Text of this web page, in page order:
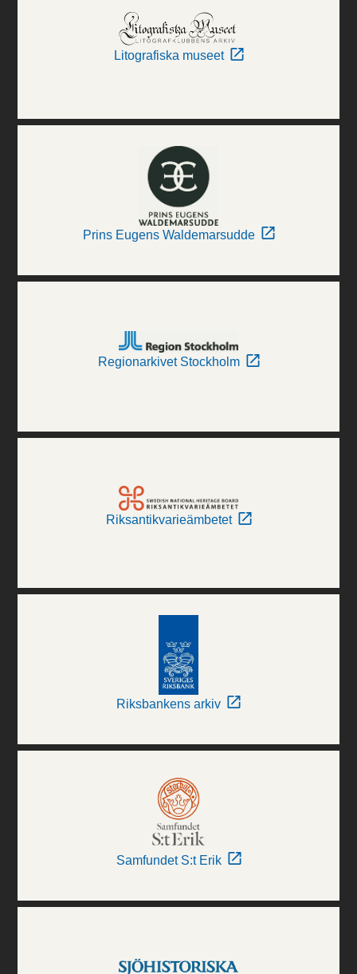
Litografiska museet
Prins Eugens Waldemarsudde
Regionarkivet Stockholm
Riksantikvarieämbetet
Riksbankens arkiv
Samfundet S:t Erik